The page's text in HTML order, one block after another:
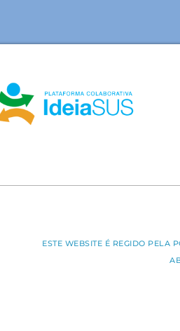
ESTE WEBSITE É REGIDO PELA